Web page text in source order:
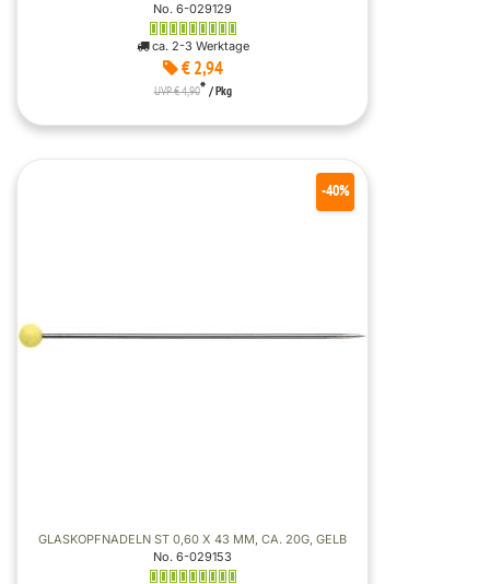
No. 6-029129
ca. 2-3 Werktage
€ 2,94
UVP € 4,90* / Pkg
GLASKOPFNADELN ST 0,60 X 43 MM, CA. 20G, GELB
No. 6-029153
-40%